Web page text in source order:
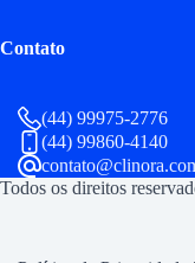
Contato
(44) 99975-2776
(44) 99860-4140
Todos os direitos